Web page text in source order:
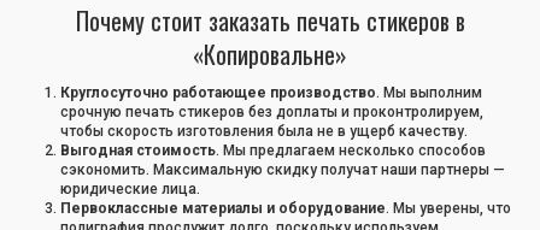
Почему стоит заказать печать стикеров в
«Копировальне»
Круглосуточно работающее производство. Мы выполним
срочную печать стикеров без доплаты и проконтролируем,
чтобы скорость изготовления была не в ущерб качеству.
Выгодная стоимость. Мы предлагаем несколько способов
сэкономить. Максимальную скидку получат наши партнеры —
юридические лица.
Первоклассные материалы и оборудование. Мы уверены, что